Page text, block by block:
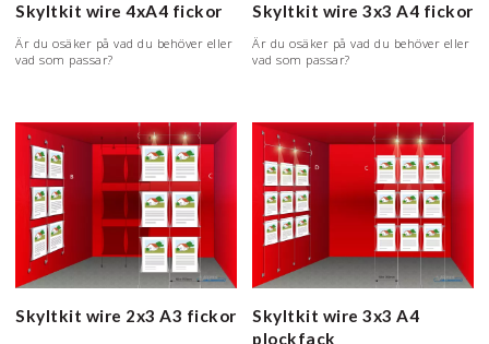
Skyltkit wire 4xA4 fickor
Är du osäker på vad du behöver eller
vad som passar?
Skyltkit wire 3x3 A4 fickor
Är du osäker på vad du behöver eller
vad som passar?
Skyltkit wire 2x3 A3 fickor
Skyltkit wire 3x3 A4
plockfack